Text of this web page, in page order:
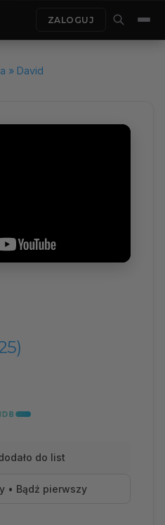
ZALOGUJ
» David
do list
• Bądź pierwszy